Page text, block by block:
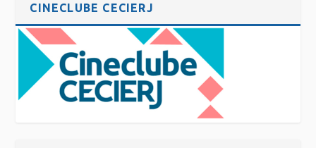
CINECLUBE CECIERJ